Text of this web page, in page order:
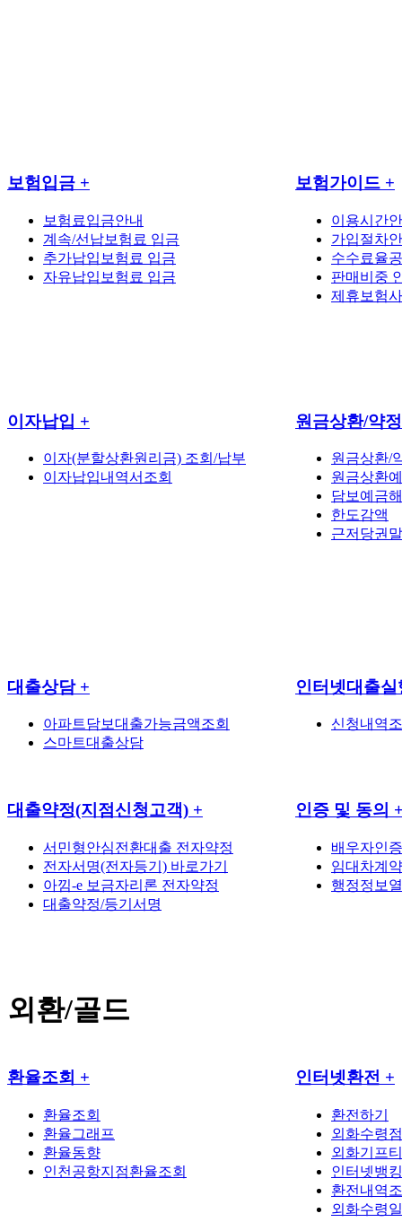
보험입금 +
보험료입금안내
계속/선납보험료 입금
추가납입보험료 입금
자유납입보험료 입금
보험가이드 +
이용시간
가입절차
수수료율
판매비중
제휴보험사
이자납입 +
이자(분할상환원리금) 조회/납부
이자납입내역서조회
원금상환/약
원금상환/
원금상환
담보예금
한도감액
근저당권
대출상담 +
아파트담보대출가능금액조회
스마트대출상담
인터넷대출
신청내역
대출약정(지점신청고객) +
서민형안심전환대출 전자약정
전자서명(전자등기) 바로가기
아낌-e 보금자리론 전자약정
대출약정/등기서명
인증 및 동의
배우자인
임대차계
행정정보
외환/골드
환율조회 +
환율조회
환율그래프
환율동향
인천공항지점환율조회
인터넷환전 +
환전하기
외화수령
외화기프
인터넷뱅
환전내역
외화수령